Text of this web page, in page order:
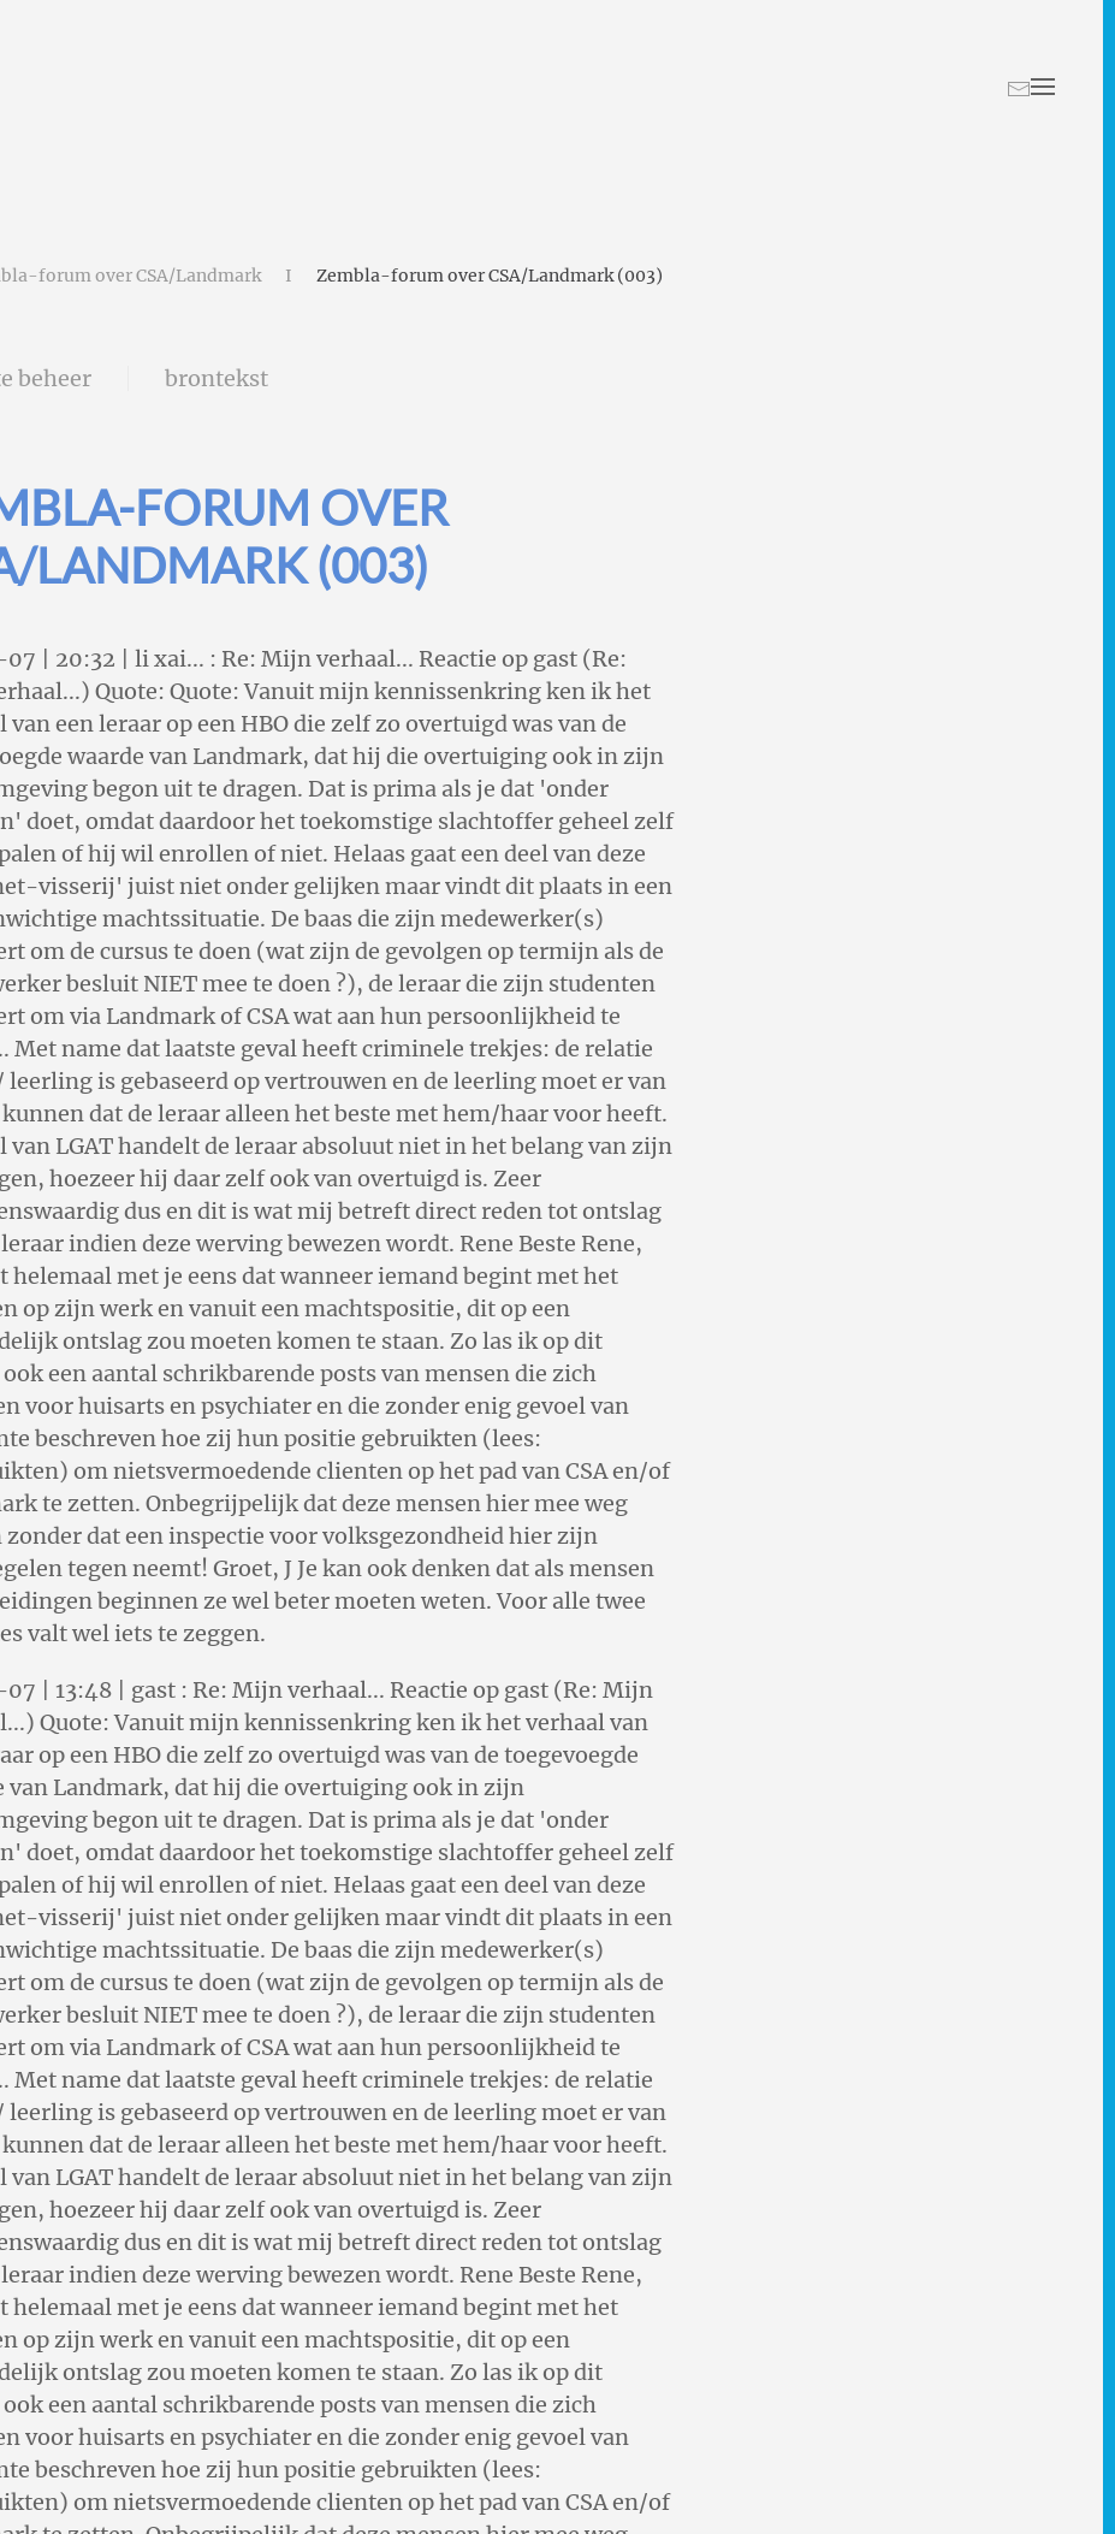
forum over CSA/Landmark Zembla-forum over CSA/Landmark (003)
beheer brontekst
FORUM OVER
LANDMARK (003)
| 20:32 | li xai... : Re: Mijn verhaal... Reactie op gast (Re:
Quote: Quote: Vanuit mijn kennissenkring ken ik het
van een leraar op een HBO die zelf zo overtuigd was van de
waarde van Landmark, dat hij die overtuiging ook in zijn
begon uit te dragen. Dat is prima als je dat 'onder
doet, omdat daardoor het toekomstige slachtoffer geheel zelf
of hij wil enrollen of niet. Helaas gaat een deel van deze
visserij' juist niet onder gelijken maar vindt dit plaats in een
machtssituatie. De baas die zijn medewerker(s)
om de cursus te doen (wat zijn de gevolgen op termijn als de
besluit NIET mee te doen ?), de leraar die zijn studenten
om via Landmark of CSA wat aan hun persoonlijkheid te
Met name dat laatste geval heeft criminele trekjes: de relatie
leerling is gebaseerd op vertrouwen en de leerling moet er van
kunnen dat de leraar alleen het beste met hem/haar voor heeft.
van LGAT handelt de leraar absoluut niet in het belang van zijn
hoezeer hij daar zelf ook van overtuigd is. Zeer
dus en dit is wat mij betreft direct reden tot ontslag
indien deze werving bewezen wordt. Rene Beste Rene,
helemaal met je eens dat wanneer iemand begint met het
op zijn werk en vanuit een machtspositie, dit op een
ontslag zou moeten komen te staan. Zo las ik op dit
een aantal schrikbarende posts van mensen die zich
voor huisarts en psychiater en die zonder enig gevoel van
beschreven hoe zij hun positie gebruikten (lees:
om nietsvermoedende clienten op het pad van CSA en/of
te zetten. Onbegrijpelijk dat deze mensen hier mee weg
zonder dat een inspectie voor volksgezondheid hier zijn
tegen neemt! Groet, J Je kan ook denken dat als mensen
beginnen ze wel beter moeten weten. Voor alle twee
valt wel iets te zeggen.
| 13:48 | gast : Re: Mijn verhaal... Reactie op gast (Re: Mijn
Quote: Vanuit mijn kennissenkring ken ik het verhaal van
op een HBO die zelf zo overtuigd was van de toegevoegde
van Landmark, dat hij die overtuiging ook in zijn
begon uit te dragen. Dat is prima als je dat 'onder
doet, omdat daardoor het toekomstige slachtoffer geheel zelf
of hij wil enrollen of niet. Helaas gaat een deel van deze
visserij' juist niet onder gelijken maar vindt dit plaats in een
machtssituatie. De baas die zijn medewerker(s)
om de cursus te doen (wat zijn de gevolgen op termijn als de
besluit NIET mee te doen ?), de leraar die zijn studenten
om via Landmark of CSA wat aan hun persoonlijkheid te
Met name dat laatste geval heeft criminele trekjes: de relatie
leerling is gebaseerd op vertrouwen en de leerling moet er van
kunnen dat de leraar alleen het beste met hem/haar voor heeft.
van LGAT handelt de leraar absoluut niet in het belang van zijn
hoezeer hij daar zelf ook van overtuigd is. Zeer
dus en dit is wat mij betreft direct reden tot ontslag
indien deze werving bewezen wordt. Rene Beste Rene,
helemaal met je eens dat wanneer iemand begint met het
op zijn werk en vanuit een machtspositie, dit op een
ontslag zou moeten komen te staan. Zo las ik op dit
een aantal schrikbarende posts van mensen die zich
voor huisarts en psychiater en die zonder enig gevoel van
beschreven hoe zij hun positie gebruikten (lees:
om nietsvermoedende clienten op het pad van CSA en/of